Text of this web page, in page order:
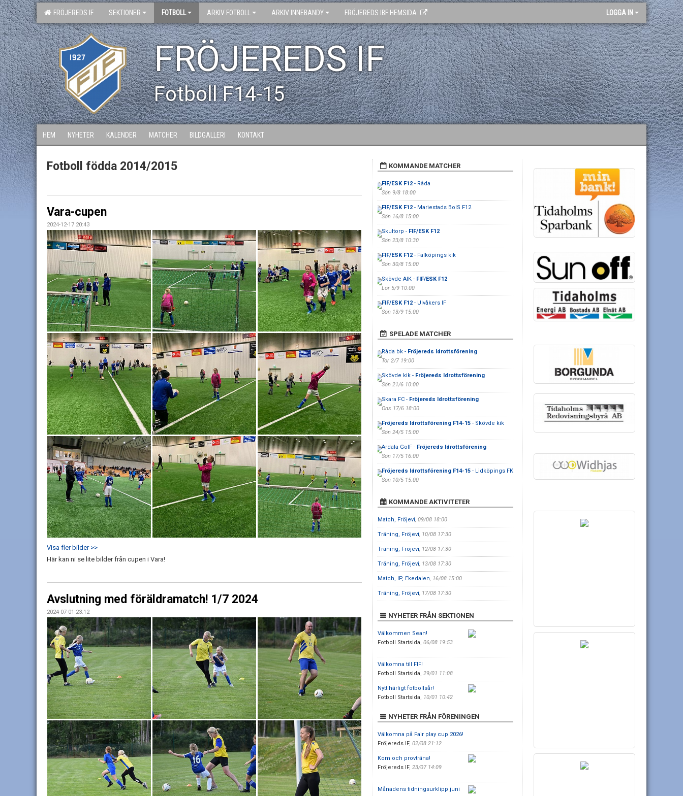
FRÖJEREDS IF SEKTIONER FOTBOLL ARKIV FOTBOLL ARKIV INNEBANDY FRÖJEREDS IBF HEMSIDA LOGGA IN
FRÖJEREDS IF
Fotboll F14-15
HEM NYHETER KALENDER MATCHER BILDGALLERI KONTAKT
Fotboll födda 2014/2015
Vara-cupen
2024-12-17 20:43
Visa fler bilder >>
Här kan ni se lite bilder från cupen i Vara!
Avslutning med föräldramatch! 1/7 2024
2024-07-01 23:12
KOMMANDE MATCHER
FIF/ESK F12- Råda
Sön 9/8 18:00
FIF/ESK F12- Mariestads BoIS F12
Sön 16/8 15:00
Skultorp - FIF/ESK F12
Sön 23/8 10:30
FIF/ESK F12- Falköpings kik
Sön 30/8 15:00
Skövde AIK - FIF/ESK F12
Lör 5/9 10:00
FIF/ESK F12- Ulvåkers IF
Sön 13/9 15:00
SPELADE MATCHER
Råda bk - Fröjereds Idrottsförening
Tor 2/7 19:00
Skövde kik - Fröjereds Idrottsförening
Sön 21/6 10:00
Skara FC - Fröjereds Idrottsförening
Ons 17/6 18:00
Fröjereds Idrottsförening F14-15- Skövde kik
Sön 24/5 15:00
Ardala GoIF - Fröjereds Idrottsförening
Sön 17/5 16:00
Fröjereds Idrottsförening F14-15- Lidköpings FK
Sön 10/5 15:00
KOMMANDE AKTIVITETER
Match, Fröjevi, 09/08 18:00
Träning, Fröjevi, 10/08 17:30
Träning, Fröjevi, 12/08 17:30
Träning, Fröjevi, 13/08 17:30
Match, IP, Ekedalen, 16/08 15:00
Träning, Fröjevi, 17/08 17:30
NYHETER FRÅN SEKTIONEN
Välkommen Sean!
Fotboll Startsida, 06/08 19:53
Välkomna till FIF!
Fotboll Startsida, 29/01 11:08
Nytt härligt fotbollsår!
Fotboll Startsida, 10/01 10:42
NYHETER FRÅN FÖRENINGEN
Välkomna på Fair play cup 2026!
Fröjereds IF, 02/08 21:12
Kom och provträna!
Fröjereds IF, 23/07 14:09
Månadens tidningsurklipp juni